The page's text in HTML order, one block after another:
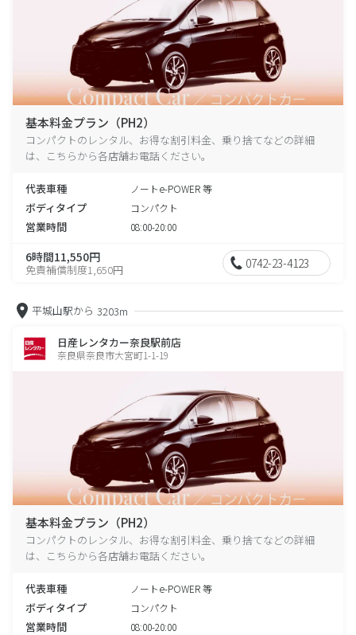
基本料金プラン（PH2）
コンパクトのレンタル、お得な割引料金、乗り捨てなどの詳細
は、こちらから各店舗お電話ください。
代表車種 ノートe-POWER 等
ボディタイプ コンパクト
営業時間 08:00-20:00
6時間11,550円
免責補償制度1,650円 0742-23-4123
平城山駅から 3203m
日産レンタカー奈良駅前店
奈良県奈良市大宮町1-1-19
基本料金プラン（PH2）
コンパクトのレンタル、お得な割引料金、乗り捨てなどの詳細
は、こちらから各店舗お電話ください。
代表車種 ノートe-POWER 等
ボディタイプ コンパクト
営業時間 08:00-20:00